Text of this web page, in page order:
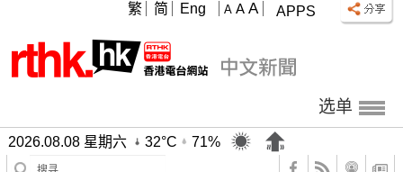
APPS
A A A
繁 简 Eng
选单
2026.08.08 星期六 32°C
71%
S